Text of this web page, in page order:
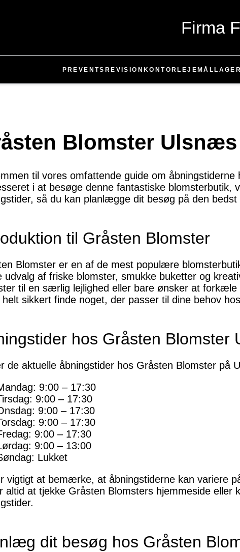
Firma
PR EVENTS REVISION KONTOR LEJEMÅL LAGER
Blomster
til vores omfattende guide om
i at besøge denne fantastiske blomsterbutik,
så du kan planlægge dit besøg på den bedst
til Gråsten Blomster
Blomster er en af de mest populære
udvalg af friske blomster, smukke buketter og
til en særlig lejlighed eller bare ønsker at
helt sikkert finde noget, der passer til dine behov
hos Gråsten Blomster
de aktuelle åbningstider hos Gråsten Blomster på
9:00 – 17:30
9:00 – 17:30
9:00 – 17:30
9:00 – 17:30
9:00 – 17:30
9:00 – 13:00
Lukket
vigtigt at bemærke, at åbningstiderne kan variere
altid at tjekke Gråsten Blomsters hjemmeside
dit besøg hos Gråsten